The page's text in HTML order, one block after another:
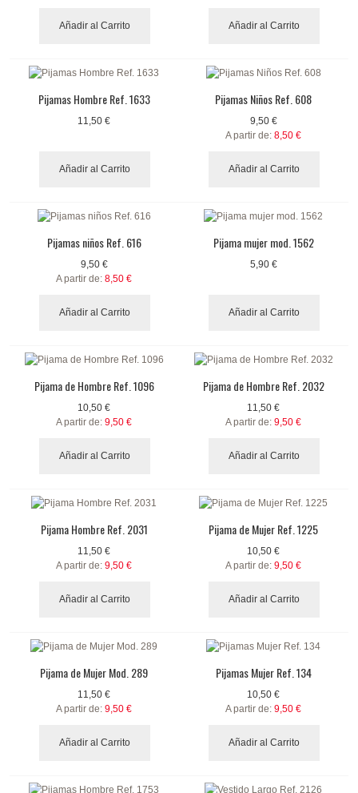
Añadir al Carrito Añadir al Carrito
Pijamas Hombre Ref. 1633
11,50 €
Añadir al Carrito
Pijamas Niños Ref. 608
9,50 €
A partir de: 8,50 €
Añadir al Carrito
Pijamas niños Ref. 616
9,50 €
A partir de: 8,50 €
Añadir al Carrito
Pijama mujer mod. 1562
5,90 €
Añadir al Carrito
Pijama de Hombre Ref. 1096
10,50 €
A partir de: 9,50 €
Añadir al Carrito
Pijama de Hombre Ref. 2032
11,50 €
A partir de: 9,50 €
Añadir al Carrito
Pijama Hombre Ref. 2031
11,50 €
A partir de: 9,50 €
Añadir al Carrito
Pijama de Mujer Ref. 1225
10,50 €
A partir de: 9,50 €
Añadir al Carrito
Pijama de Mujer Mod. 289
11,50 €
A partir de: 9,50 €
Añadir al Carrito
Pijamas Mujer Ref. 134
10,50 €
A partir de: 9,50 €
Añadir al Carrito